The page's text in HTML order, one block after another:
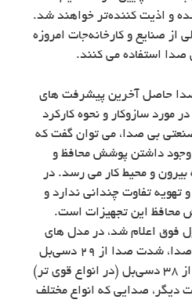
و اذیت‌ کننده‌تر خواهند شد.
صنایع و کارخانه‌جات امروزه
صدا استفاده می کنند.
حاصل آخرین پیشرفت های
سازوکار و نحوه کارکرد
بی صدا، می توان گفت که
داشتن پوشش محافظ و
و محیط کار می رسد. در
تفاوت چندانی ندارد و
محافظ این تجهیزات است.
فوق اعلام شد، در مدل های
مختلف هواکش صنعتی بی صدا‎، شدت صدا از 29 دسی‌بل
(در مدل های ضعیف تر) و از 38 دسی‌بل (در انواع قوی تر)
دیگر، صدایی که انواع مختلف